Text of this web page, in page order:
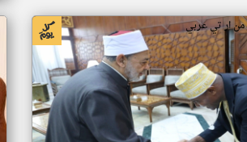
من ار تي عربي